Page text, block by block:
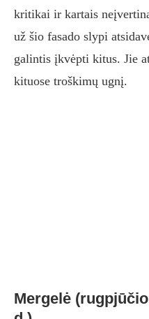
kritikai ir kartais
už šio fasado slypi
galintis įkvėpti kitus. Jie
kituose troškimų ugnį.
Mergelė